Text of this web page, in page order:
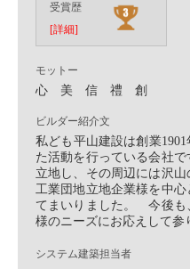
受賞歴
[詳細]
モットー
心 美 信 禮 創
ビルダー紹介文
私ども平山建設は創業
た活動を行っている会社
立地し、その周辺には沢
工業団地立地企業様を中
てまいりました。 今後も
様のニーズにお応えして参
システム建築担当者